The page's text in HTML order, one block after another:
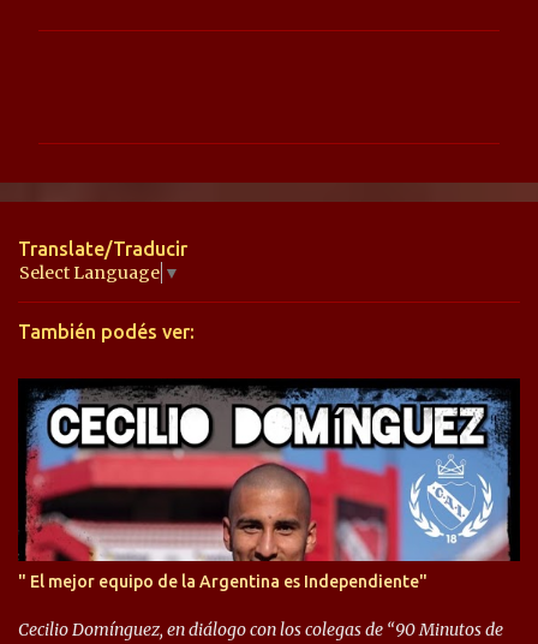
n
a
r
i
s
Translate/Traducir
Select Language ▼
También podés ver:
" El mejor equipo de la Argentina es Independiente"
Cecilio Domínguez, en diálogo con los colegas de “90 Minutos de